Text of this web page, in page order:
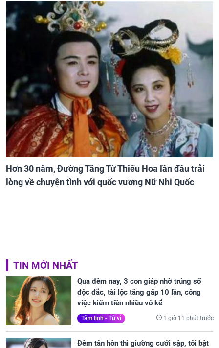
Hơn 30 năm, Đường Tăng Từ Thiếu Hoa lần đầu trải
lòng về chuyện tình với quốc vương Nữ Nhi Quốc
TIN MỚI NHẤT
Qua đêm nay, 3 con giáp nhờ trúng số
độc đắc, tài lộc tăng gấp 10 lần, công
việc kiếm tiền nhiều vô kể
Tâm linh - Tử vi 1 giờ 11 phút trước
Đêm tân hôn thì giường cưới sập, tôi bật